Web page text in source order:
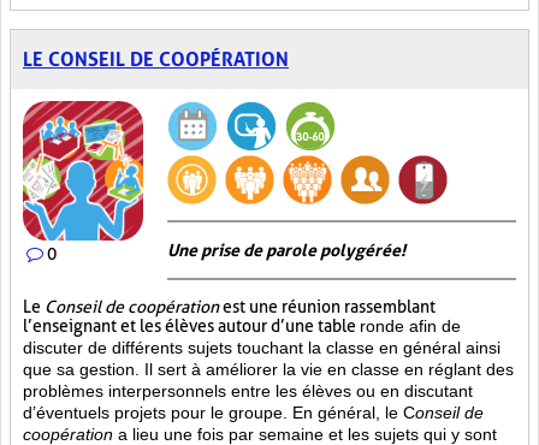
LE CONSEIL DE COOPÉRATION
0 Une prise de parole polygérée!
Le Conseil de coopérationest une réunion rassemblant
l’enseignant et les élèves autour d’une table ronde afin de
discuter de différents sujets touchant la classe en général ainsi
que sa gestion. Il sert à améliorer la vie en classe en réglant des
problèmes interpersonnels entre les élèves ou en discutant
d’éventuels projets pour le groupe. En général, le Conseil de
coopération a lieu une fois par semaine et les sujets qui y sont